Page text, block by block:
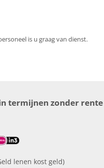
is u graag van dienst.
termijnen zonder
lenen kost geld)